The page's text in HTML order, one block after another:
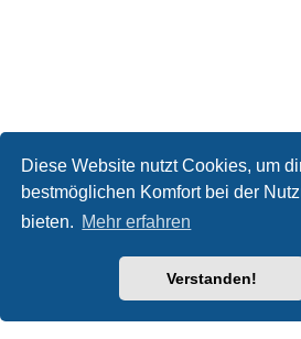
Diese Website nutzt Cookies, um
bestmöglichen Komfort bei der
bieten. Mehr erfahren
Verstanden!